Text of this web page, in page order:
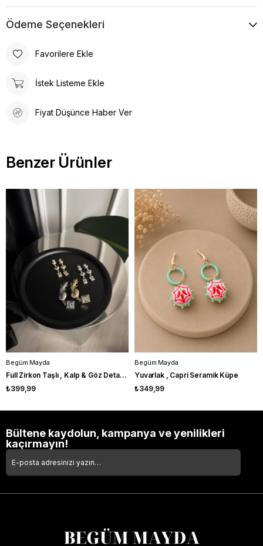
Ödeme Seçenekleri
Favorilere Ekle
İstek Listeme Ekle
Fiyat Düşünce Haber Ver
Benzer Ürünler
Begüm Mayda
Full Zirkon Taşlı , Kalp & Göz Detaylı , Gold Kıkırdak Küpe
₺399,99
Begüm Mayda
Yuvarlak , Capri Seramik Küpe
₺349,99
Bültene kaydolun, kampanya ve yenilikleri
kaçırmayın!